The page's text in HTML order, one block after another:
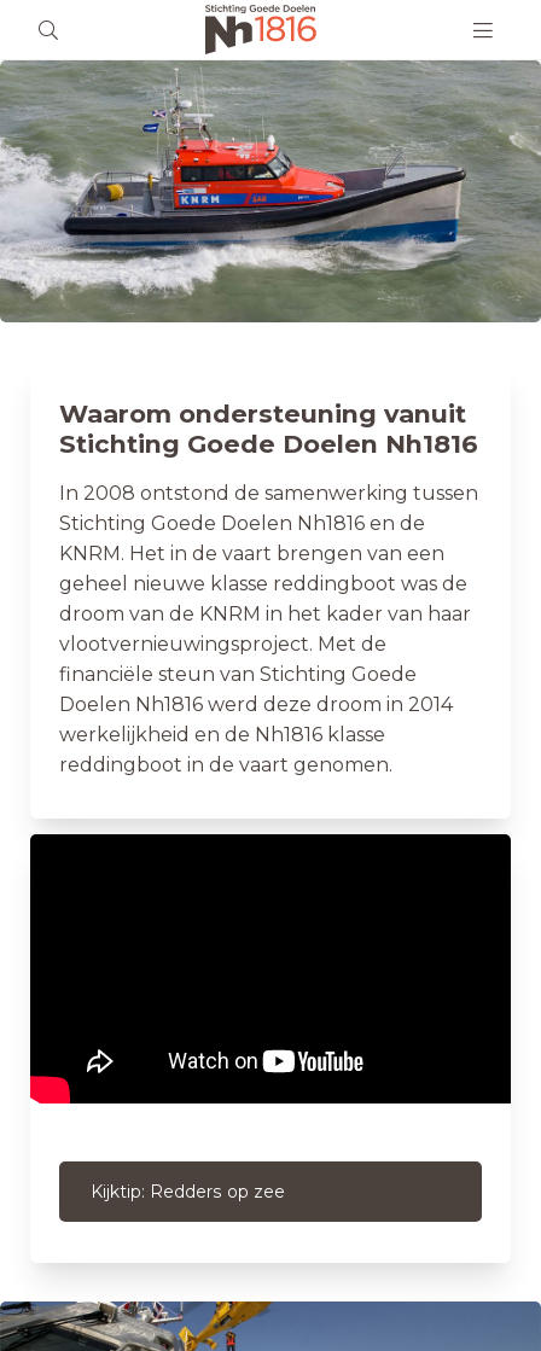
Waarom ondersteuning vanuit
Stichting Goede Doelen Nh1816
In 2008 ontstond de samenwerking tussen
Stichting Goede Doelen Nh1816 en de
KNRM. Het in de vaart brengen van een
geheel nieuwe klasse reddingboot was de
droom van de KNRM in het kader van haar
vlootvernieuwingsproject. Met de
financiële steun van Stichting Goede
Doelen Nh1816 werd deze droom in 2014
werkelijkheid en de Nh1816 klasse
reddingboot in de vaart genomen.
Kijktip: Redders op zee